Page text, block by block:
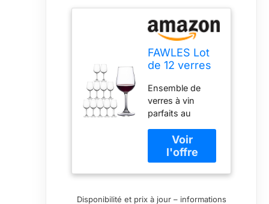
FAWLES Lot
de 12 verres
entièrement
trempés,
résistants
aux chocs
pour vin
rouge ou
blanc,
passent au
Ensemble de
verres à vin
parfaits au
de 12 verres à vin
répondra
pleinement à vos
besoins
petites fêtes. Nos
Disponibilité et prix à jour – informations